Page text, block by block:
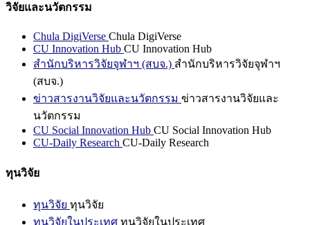
วิจัยและนวัตกรรม
Chula DigiVerse Chula DigiVerse
CU Innovation Hub CU Innovation Hub
สำนักบริหารวิจัยจุฬาฯ (สบจ.) สำนักบริหารวิจัยจุฬาฯ
(สบจ.)
ข่าวสารงานวิจัยและนวัตกรรม ข่าวสารงานวิจัยและ
นวัตกรรม
CU Social Innovation Hub CU Social Innovation Hub
CU-Daily Research CU-Daily Research
ทุนวิจัย
ทุนวิจัย ทุนวิจัย
ทุนวิจัยในประเทศ ทุนวิจัยในประเทศ